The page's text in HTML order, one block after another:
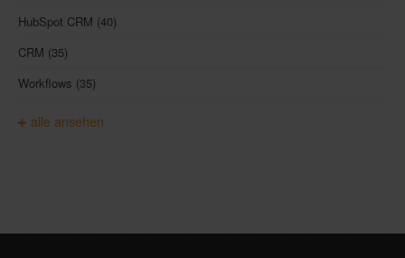
HubSpot CRM (40)
CRM (35)
Workflows (35)
alle ansehen